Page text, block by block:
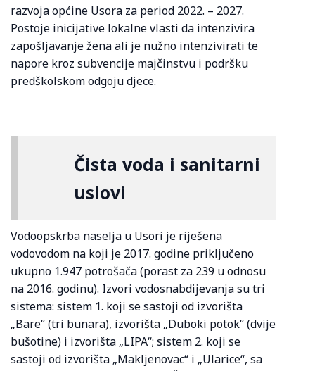
razvoja općine Usora za period 2022. – 2027.
Postoje inicijative lokalne vlasti da intenzivira
zapošljavanje žena ali je nužno intenzivirati te
napore kroz subvencije majčinstvu i podršku
predškolskom odgoju djece.
Čista voda i sanitarni
uslovi
Vodoopskrba naselja u Usori je riješena
vodovodom na koji je 2017. godine priključeno
ukupno 1.947 potrošača (porast za 239 u odnosu
na 2016. godinu). Izvori vodosnabdijevanja su tri
sistema: sistem 1. koji se sastoji od izvorišta
„Bare“ (tri bunara), izvorišta „Duboki potok“ (dvije
bušotine) i izvorišta „LIPA“; sistem 2. koji se
sastoji od izvorišta „Makljenovac“ i „Ularice“, sa